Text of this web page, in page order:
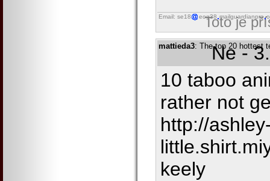
Email: se18 eog38 mailguardianpro
Toto je
mattieda3: The top 20 hottest
Ne -
10 taboo
rather not
http://
keely